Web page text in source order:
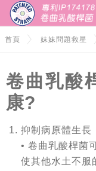
妹妹問題救星
聯絡我們
首頁 妹妹問題救星
卷曲乳酸
康?
抑制病原體生長
• 卷曲乳酸桿菌
使其他水土不服